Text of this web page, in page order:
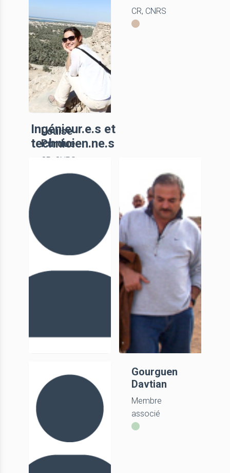
CR, CNRS
Louise
Purdue
CR, CNRS
Ingénieur.e.s et
technicien.ne.s
Alain Carré
AI, CNRS
Gourguen
Davtian
Membre
associé